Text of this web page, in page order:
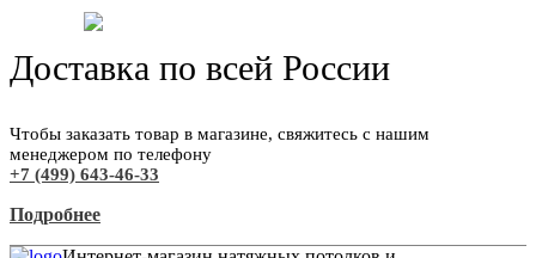
Доставка по всей России
Чтобы заказать товар в магазине, свяжитесь с нашим
менеджером по телефону
+7 (499) 643-46-33
Подробнее